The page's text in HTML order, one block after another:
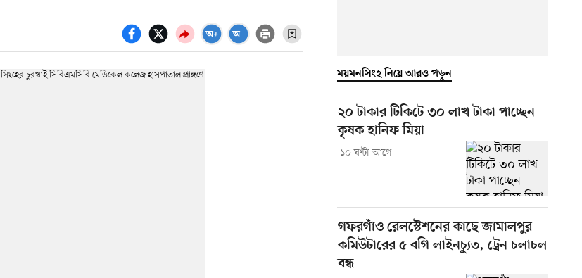
ময়মনসিংহ নিয়ে আরও পড়ুন
২০ টাকার টিকিটে ৩০ লাখ টাকা পাচ্ছেন
কৃষক হানিফ মিয়া
১০ ঘণ্টা আগে
গফরগাঁও রেলস্টেশনের কাছে জামালপুর
কমিউটারের ৫ বগি লাইনচ্যুত, ট্রেন চলাচল
বন্ধ